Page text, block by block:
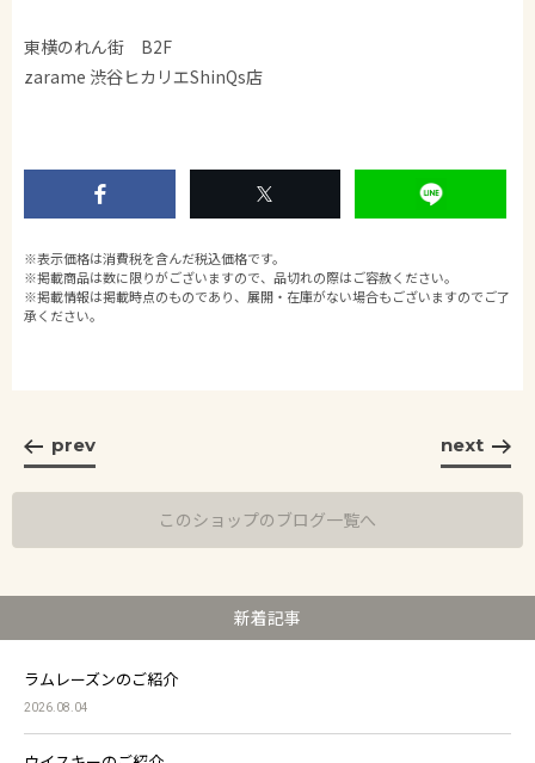
東横のれん街 B2F
zarame 渋谷ヒカリエShinQs店
※表示価格は消費税を含んだ税込価格です。
※掲載商品は数に限りがございますので、品切れの際はご容赦ください。
※掲載情報は掲載時点のものであり、展開・在庫がない場合もございますのでご了
承ください。
prev next
このショップのブログ一覧へ
新着記事
ラムレーズンのご紹介
2026.08.04